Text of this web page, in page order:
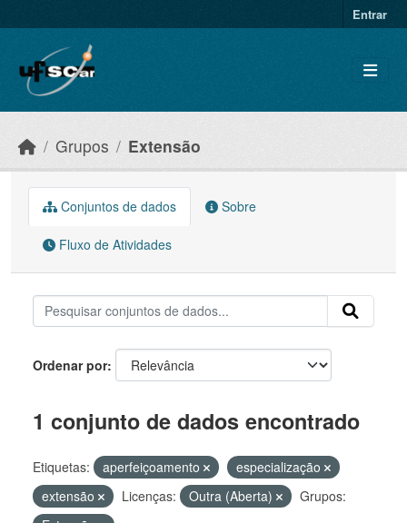
Entrar
Grupos Extensão
Conjuntos de dados Sobre
Fluxo de Atividades
Ordenar por
1 conjunto de dados encontrado
Etiquetas: aperfeiçoamento
especialização
extensão
Licenças: Outra (Aberta)
Grupos: